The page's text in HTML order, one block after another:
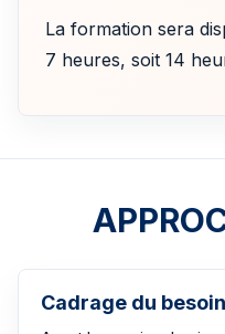
La formation sera
7 heures, soit 14
Cadrage du besoin